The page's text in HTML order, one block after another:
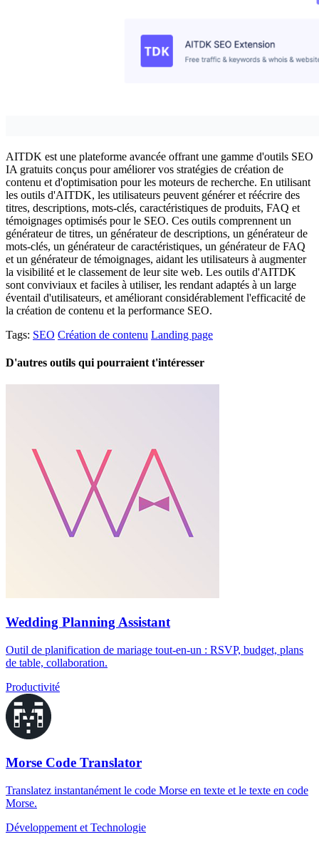
AITDK est une plateforme avancée offrant une gamme d'outils SEO
IA gratuits conçus pour améliorer vos stratégies de création de
contenu et d'optimisation pour les moteurs de recherche. En utilisant
les outils d'AITDK, les utilisateurs peuvent générer et réécrire des
titres, descriptions, mots-clés, caractéristiques de produits, FAQ et
témoignages optimisés pour le SEO. Ces outils comprennent un
générateur de titres, un générateur de descriptions, un générateur de
mots-clés, un générateur de caractéristiques, un générateur de FAQ
et un générateur de témoignages, aidant les utilisateurs à augmenter
la visibilité et le classement de leur site web. Les outils d'AITDK
sont conviviaux et faciles à utiliser, les rendant adaptés à un large
éventail d'utilisateurs, et améliorant considérablement l'efficacité de
la création de contenu et la performance SEO.
Tags: SEO Création de contenu Landing page
D'autres outils qui pourraient t'intéresser
Wedding Planning Assistant
Outil de planification de mariage tout-en-un : RSVP, budget, plans
de table, collaboration.
Productivité
Morse Code Translator
Translatez instantanément le code Morse en texte et le texte en code
Morse.
Développement et Technologie